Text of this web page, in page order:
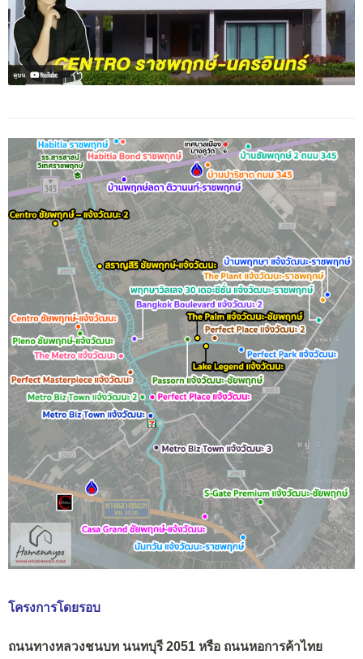
โครงการโดยรอบ
ถนนทางหลวงชนบท นนทบุรี 2051 หรือ ถนนหอการค้าไทย